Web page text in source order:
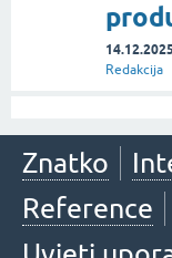
Redakcija
Znatko
Reference